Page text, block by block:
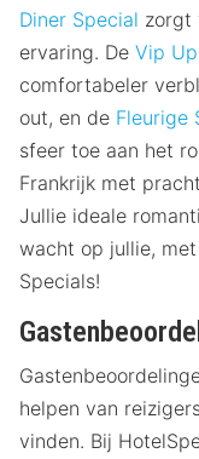
Diner Special zorgt
ervaring. De Vip
comfortabeler
out, en de Fleurige
sfeer toe aan het
Frankrijk met
Jullie ideale
wacht op jullie,
Specials!
helpen van
vinden. Bij